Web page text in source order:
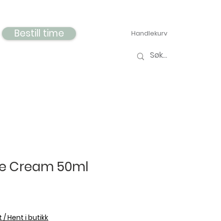
Bestill time Handlekurv
Cream 50ml
/ Hent i butikk